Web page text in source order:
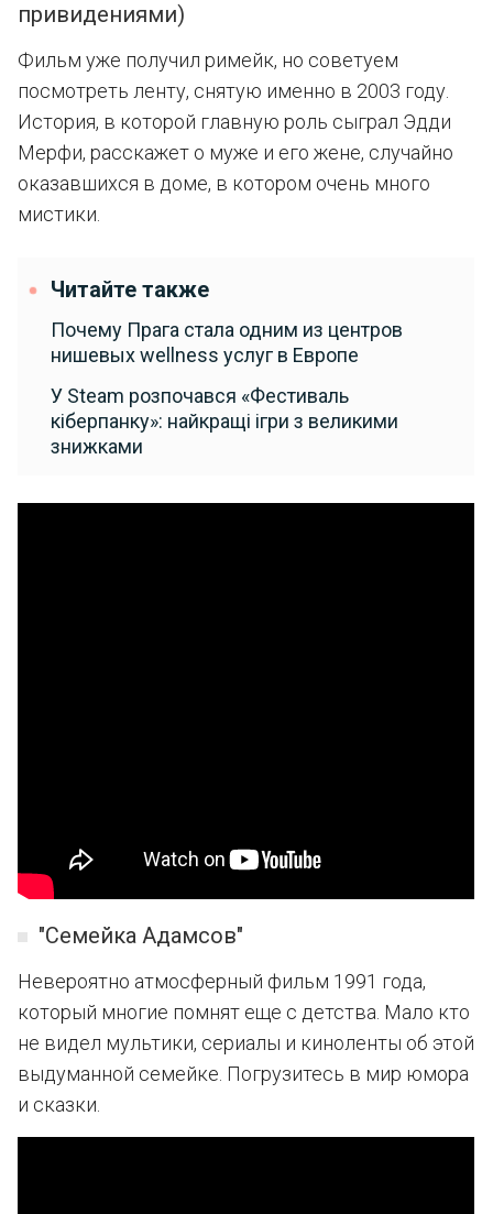
привидениями)
Фильм уже получил римейк, но советуем
посмотреть ленту, снятую именно в 2003 году.
История, в которой главную роль сыграл Эдди
Мерфи, расскажет о муже и его жене, случайно
оказавшихся в доме, в котором очень много
мистики.
Читайте также
Почему Прага стала одним из центров
нишевых wellness услуг в Европе
У Steam розпочався «Фестиваль
кіберпанку»: найкращі ігри з великими
знижками
"Семейка Адамсов"
Невероятно атмосферный фильм 1991 года,
который многие помнят еще с детства. Мало кто
не видел мультики, сериалы и киноленты об этой
выдуманной семейке. Погрузитесь в мир юмора
и сказки.